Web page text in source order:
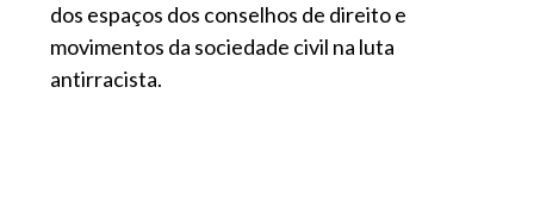
dos espaços dos conselhos de direito e
movimentos da sociedade civil na luta
antirracista.